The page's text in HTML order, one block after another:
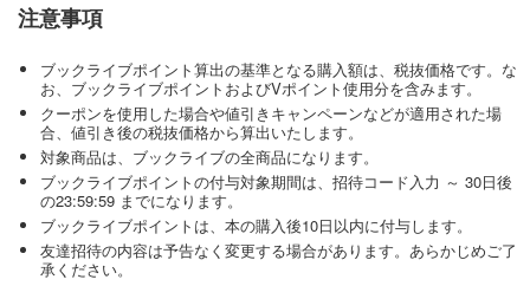
注意事項
ブックライブポイント算出の基準となる購入額は、税抜価格です。な
お、ブックライブポイントおよびVポイント使用分を含みます。
クーポンを使用した場合や値引きキャンペーンなどが適用された場
合、値引き後の税抜価格から算出いたします。
対象商品は、ブックライブの全商品になります。
ブックライブポイントの付与対象期間は、招待コード入力 ～ 30日後
の23:59:59 までになります。
ブックライブポイントは、本の購入後10日以内に付与します。
友達招待の内容は予告なく変更する場合があります。あらかじめご了
承ください。